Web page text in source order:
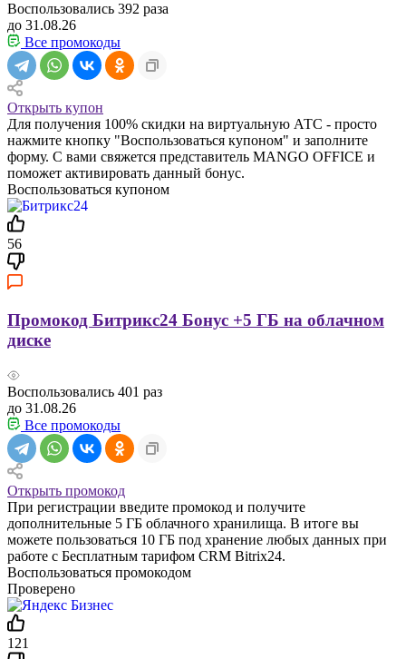
Воспользовались 392 раза
до 31.08.26
Все промокоды
Открыть купон
Для получения 100% скидки на виртуальную АТС - просто
нажмите кнопку "Воспользоваться купоном" и заполните
форму. С вами свяжется представитель MANGO OFFICE и
поможет активировать данный бонус.
Воспользоваться купоном
56
Промокод Битрикс24 Бонус +5 ГБ на облачном
диске
Воспользовались 401 раз
до 31.08.26
Все промокоды
Открыть промокод
При регистрации введите промокод и получите
дополнительные 5 ГБ облачного хранилища. В итоге вы
можете пользоваться 10 ГБ под хранение любых данных при
работе с Бесплатным тарифом CRM Bitrix24.
Воспользоваться промокодом
Проверено
121